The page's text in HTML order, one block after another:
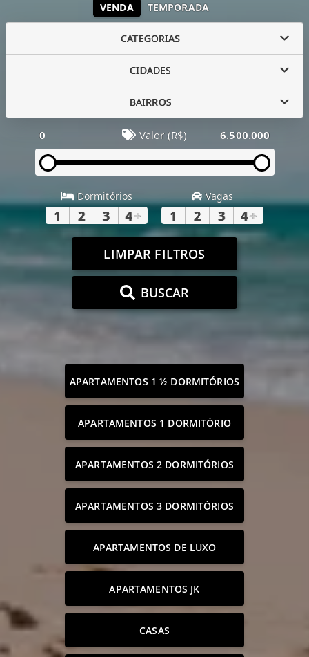
VENDA TEMPORADA
CATEGORIAS
CIDADES
BAIRROS
0 Valor (R$) 6.500.000
Dormitórios
1 2 3 4+
Vagas
1 2 3 4+
LIMPAR FILTROS
BUSCAR
APARTAMENTOS 1 ½ DORMITÓRIOS
APARTAMENTOS 1 DORMITÓRIO
APARTAMENTOS 2 DORMITÓRIOS
APARTAMENTOS 3 DORMITÓRIOS
APARTAMENTOS DE LUXO
APARTAMENTOS JK
CASAS